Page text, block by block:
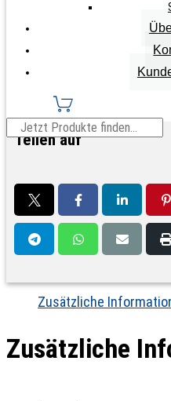
flache Naht an der Spitze
gepolsterte Sohle und
Teilen auf
Zusätzliche
Zusätzliche